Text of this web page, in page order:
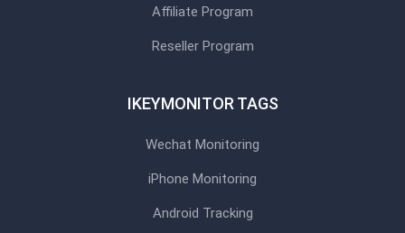
Affiliate Program
Reseller Program
IKEYMONITOR TAGS
Wechat Monitoring
iPhone Monitoring
Android Tracking